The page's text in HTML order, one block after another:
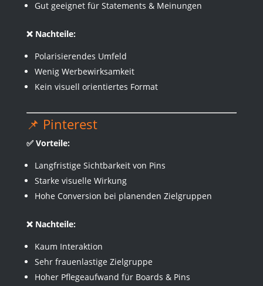
Gut geeignet für Statements & Meinungen
❌ Nachteile:
Polarisierendes Umfeld
Wenig Werbewirksamkeit
Kein visuell orientiertes Format
📌 Pinterest
✅ Vorteile:
Langfristige Sichtbarkeit von Pins
Starke visuelle Wirkung
Hohe Conversion bei planenden Zielgruppen
❌ Nachteile:
Kaum Interaktion
Sehr frauenlastige Zielgruppe
Hoher Pflegeaufwand für Boards & Pins